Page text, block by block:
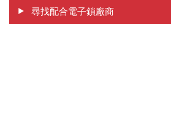
尋找配合電子鎖廠商